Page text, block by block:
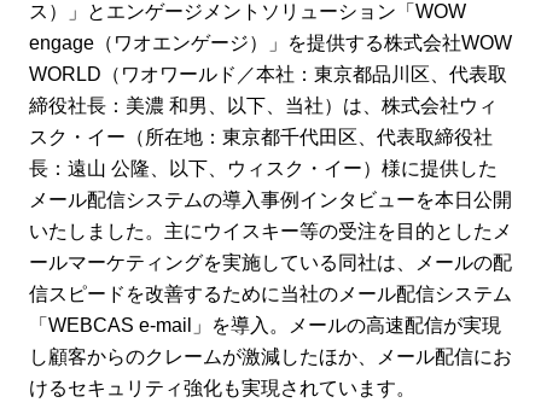
ス）」とエンゲージメントソリューション「WOW
engage（ワオエンゲージ）」を提供する株式会社WOW
WORLD（ワオワールド／本社：東京都品川区、代表取
締役社長：美濃 和男、以下、当社）は、株式会社ウィ
スク・イー（所在地：東京都千代田区、代表取締役社
長：遠山 公隆、以下、ウィスク・イー）様に提供した
メール配信システムの導入事例インタビューを本日公開
いたしました。主にウイスキー等の受注を目的としたメ
ールマーケティングを実施している同社は、メールの配
信スピードを改善するために当社のメール配信システム
「WEBCAS e-mail」を導入。メールの高速配信が実現
し顧客からのクレームが激減したほか、メール配信にお
けるセキュリティ強化も実現されています。